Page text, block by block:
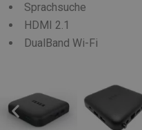
Sprachsuche
HDMI 2.1
DualBand Wi-Fi